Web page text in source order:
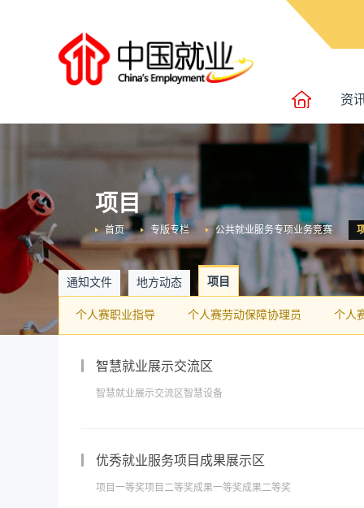
资
项目
公共就业服务专项业务竞赛
专版专栏
首页
通知文件 地方动态 项目
个人赛职业指导 个人赛劳动保障协理员 个人
智慧就业展示交流区
智慧就业展示交流区智慧设备
优秀就业服务项目成果展示区
项目一等奖项目二等奖成果一等奖成果二等奖